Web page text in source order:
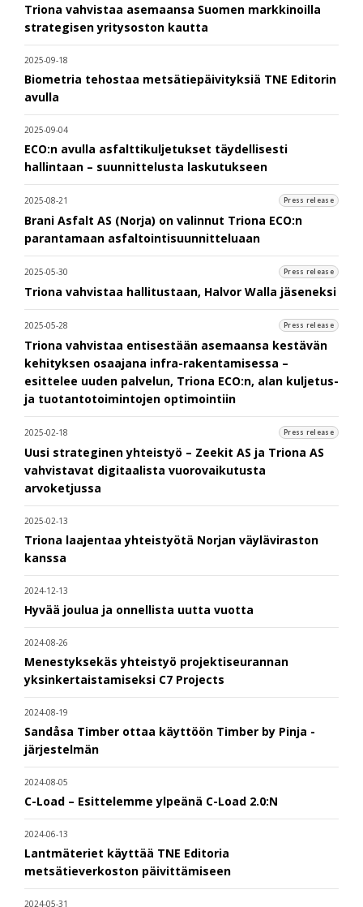
Triona vahvistaa asemaansa Suomen markkinoilla
strategisen yritysoston kautta
2025-09-18
Biometria tehostaa metsätiepäivityksiä TNE Editorin
avulla
2025-09-04
ECO:n avulla asfalttikuljetukset täydellisesti
hallintaan – suunnittelusta laskutukseen
2025-08-21 Press release
Brani Asfalt AS (Norja) on valinnut Triona ECO:n
parantamaan asfaltointisuunnitteluaan
2025-05-30 Press release
Triona vahvistaa hallitustaan, Halvor Walla jäseneksi
2025-05-28 Press release
Triona vahvistaa entisestään asemaansa kestävän
kehityksen osaajana infra-rakentamisessa –
esittelee uuden palvelun, Triona ECO:n, alan kuljetus-
ja tuotantotoimintojen optimointiin
2025-02-18 Press release
Uusi strateginen yhteistyö – Zeekit AS ja Triona AS
vahvistavat digitaalista vuorovaikutusta
arvoketjussa
2025-02-13
Triona laajentaa yhteistyötä Norjan väyläviraston
kanssa
2024-12-13
Hyvää joulua ja onnellista uutta vuotta
2024-08-26
Menestyksekäs yhteistyö projektiseurannan
yksinkertaistamiseksi C7 Projects
2024-08-19
Sandåsa Timber ottaa käyttöön Timber by Pinja -
järjestelmän
2024-08-05
C-Load – Esittelemme ylpeänä C-Load 2.0:N
2024-06-13
Lantmäteriet käyttää TNE Editoria
metsätieverkoston päivittämiseen
2024-05-31